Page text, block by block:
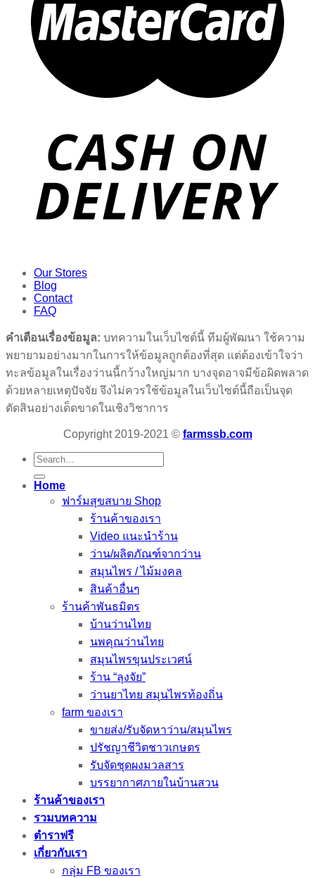
Our Stores
Blog
Contact
FAQ
คำเตือนเรื่องข้อมูล: บทความในเว็บไซต์นี้ ทีมผู้พัฒนา ใช้ความ
พยายามอย่างมากในการให้ข้อมูลถูกต้องที่สุด แต่ต้องเข้าใจว่า
ทะลข้อมูลในเรื่องว่านนี้กว้างใหญ่มาก บางจุดอาจมีข้อผิดพลาด
ด้วยหลายเหตุปัจจัย จึงไม่ควรใช้ข้อมูลในเว็บไซต์นี้ถือเป็นจุด
ตัดสินอย่างเด็ดขาดในเชิงวิชาการ
Copyright 2019-2021 © farmssb.com
Search
for:
Home
ฟาร์มสุขสบาย Shop
ร้านค้าของเรา
Video แนะนำร้าน
ว่าน/ผลิตภัณฑ์จากว่าน
สมุนไพร / ไม้มงคล
สินค้าอื่นๆ
ร้านค้าพันธมิตร
บ้านว่านไทย
นพคุณว่านไทย
สมุนไพรขุนประเวศน์
ร้าน “ลุงจัย”
ว่านยาไทย สมุนไพรท้องถิ่น
farm ของเรา
ขายส่ง/รับจัดหาว่าน/สมุนไพร
ปรัชญาชีวิตชาวเกษตร
รับจัดชุดผงมวลสาร
บรรยากาศภายในบ้านสวน
ร้านค้าของเรา
รวมบทความ
ตำราฟรี
เกี่ยวกับเรา
กลุ่ม FB ของเรา